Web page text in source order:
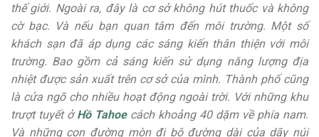
thế giới. Ngoài ra, đây là cơ sở không hút thuốc và không
cờ bạc. Và nếu bạn quan tâm đến môi trường. Một số
khách sạn đã áp dụng các sáng kiến ​​thân thiện với môi
trường. Bao gồm cả sáng kiến ​​sử dụng năng lượng địa
nhiệt được sản xuất trên cơ sở của mình. Thành phố cũng
là cửa ngõ cho nhiều hoạt động ngoài trời. Với những khu
trượt tuyết ởHồ Tahoecách khoảng 40 dặm về phía nam.
Và những con đường mòn đi bộ đường dài của dãy núi